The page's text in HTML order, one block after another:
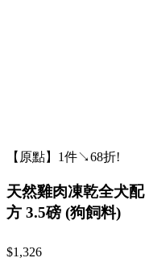
【原點】1件↘68折!
天然雞肉凍乾全犬配
方 3.5磅 (狗飼料)
$1,326